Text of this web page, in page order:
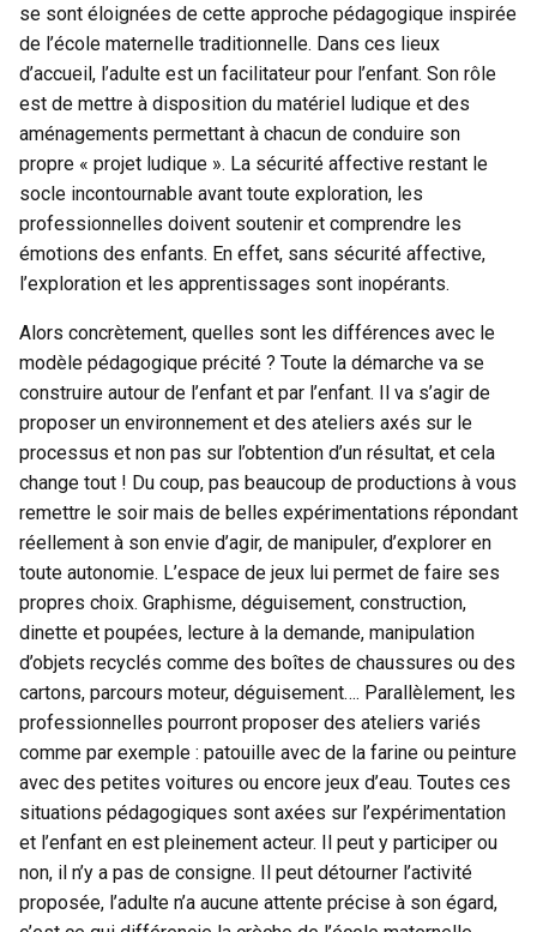
se sont éloignées de cette approche pédagogique inspirée
de l’école maternelle traditionnelle. Dans ces lieux
d’accueil, l’adulte est un facilitateur pour l’enfant. Son rôle
est de mettre à disposition du matériel ludique et des
aménagements permettant à chacun de conduire son
propre « projet ludique ». La sécurité affective restant le
socle incontournable avant toute exploration, les
professionnelles doivent soutenir et comprendre les
émotions des enfants. En effet, sans sécurité affective,
l’exploration et les apprentissages sont inopérants.
Alors concrètement, quelles sont les différences avec le
modèle pédagogique précité ? Toute la démarche va se
construire autour de l’enfant et par l’enfant. Il va s’agir de
proposer un environnement et des ateliers axés sur le
processus et non pas sur l’obtention d’un résultat, et cela
change tout ! Du coup, pas beaucoup de productions à vous
remettre le soir mais de belles expérimentations répondant
réellement à son envie d’agir, de manipuler, d’explorer en
toute autonomie. L’espace de jeux lui permet de faire ses
propres choix. Graphisme, déguisement, construction,
dinette et poupées, lecture à la demande, manipulation
d’objets recyclés comme des boîtes de chaussures ou des
cartons, parcours moteur, déguisement…. Parallèlement, les
professionnelles pourront proposer des ateliers variés
comme par exemple : patouille avec de la farine ou peinture
avec des petites voitures ou encore jeux d’eau. Toutes ces
situations pédagogiques sont axées sur l’expérimentation
et l’enfant en est pleinement acteur. Il peut y participer ou
non, il n’y a pas de consigne. Il peut détourner l’activité
proposée, l’adulte n’a aucune attente précise à son égard,